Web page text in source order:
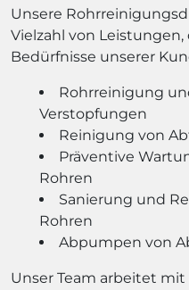
Unsere
Vielzahl von
Bedürfnisse unserer
Rohrreinigung
Verstopfungen
Reinigung von
Präventive
Rohren
Sanierung und
Rohren
Abpumpen von
Unser Team arbeitet